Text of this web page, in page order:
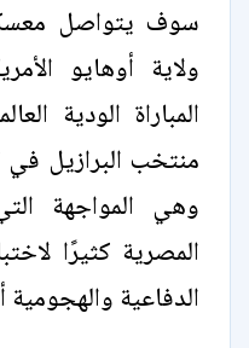
سوف يتواصل
ولاية أوهايو
المباراة الودية
منتخب البرازيل في
وهي المواجهة
المصرية كثيرًا
الدفاعية